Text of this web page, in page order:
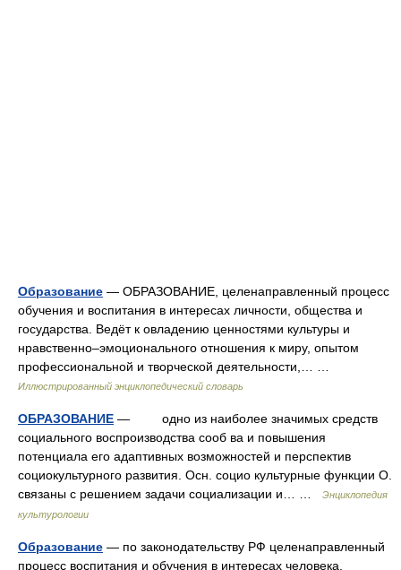
Образование — ОБРАЗОВАНИЕ, целенаправленный процесс
обучения и воспитания в интересах личности, общества и
государства. Ведёт к овладению ценностями культуры и
нравственно–эмоционального отношения к миру, опытом
профессиональной и творческой деятельности,… …
Иллюстрированный энциклопедический словарь
ОБРАЗОВАНИЕ — одно из наиболее значимых средств
социального воспроизводства сооб ва и повышения
потенциала его адаптивных возможностей и перспектив
социокультурного развития. Осн. социо культурные функции О.
связаны с решением задачи социализации и… …
Энциклопедия
культурологии
Образование — по законодательству РФ целенаправленный
процесс воспитания и обучения в интересах человека,